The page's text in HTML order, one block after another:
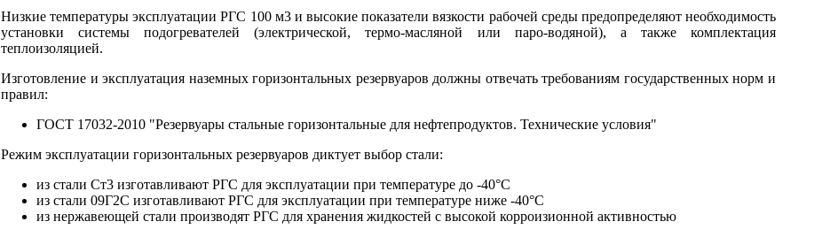
Низкие температуры эксплуатации РГС 100 м3 и высокие показатели вязкости рабочей среды предопределяют необходимость
установки системы подогревателей (электрической, термо-масляной или паро-водяной), а также комплектация
теплоизоляцией.
Изготовление и эксплуатация наземных горизонтальных резервуаров должны отвечать требованиям государственных норм и
правил:
ГОСТ 17032-2010 "Резервуары стальные горизонтальные для нефтепродуктов. Технические условия"
Режим эксплуатации горизонтальных резервуаров диктует выбор стали:
из стали Ст3 изготавливают РГС для эксплуатации при температуре до -40°С
из стали 09Г2С изготавливают РГС для эксплуатации при температуре ниже -40°С
из нержавеющей стали производят РГС для хранения жидкостей с высокой корроизионной активностью